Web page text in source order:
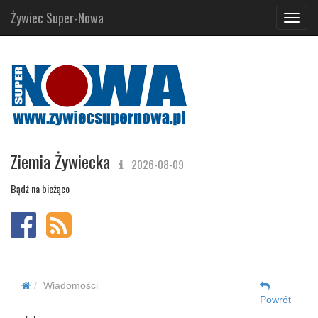
Żywiec Super-Nowa
Ziemia Żywiecka 2026-08-09
Bądź na bieżąco
Wiadomości
Powrót